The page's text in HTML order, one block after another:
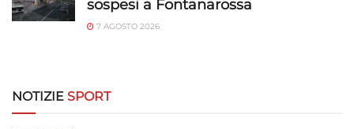
sospesi a Fontanarossa
7 AGOSTO 2026
NOTIZIE SPORT